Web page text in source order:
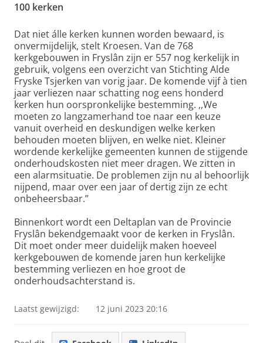
100 kerken
Dat niet álle kerken kunnen worden bewaard, is
onvermijdelijk, stelt Kroesen. Van de 768
kerkgebouwen in Fryslân zijn er 557 nog kerkelijk in
gebruik, volgens een overzicht van Stichting Alde
Fryske Tsjerken van vorig jaar. De komende vijf à tien
jaar verliezen naar schatting nog eens honderd
kerken hun oorspronkelijke bestemming. ,,We
moeten zo langzamerhand toe naar een keuze
vanuit overheid en deskundigen welke kerken
behouden moeten blijven, en welke niet. Kleiner
wordende kerkelijke gemeenten kunnen de stijgende
onderhoudskosten niet meer dragen. We zitten in
een alarmsituatie. De problemen zijn nu al behoorlijk
nijpend, maar over een jaar of dertig zijn ze echt
onbeheersbaar.”
Binnenkort wordt een Deltaplan van de Provincie
Fryslân bekendgemaakt voor de kerken in Fryslân.
Dit moet onder meer duidelijk maken hoeveel
kerkgebouwen de komende jaren hun kerkelijke
bestemming verliezen en hoe groot de
onderhoudsachterstand is.
Laatst gewijzigd: 12 juni 2023 20:16